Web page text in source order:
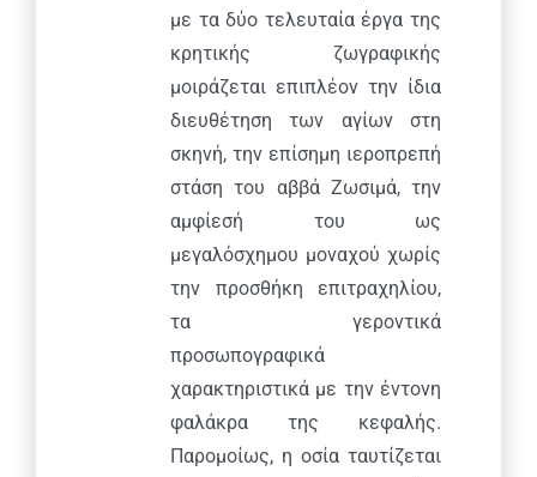
με τα δύο τελευταία έργα της
κρητικής ζωγραφικής
μοιράζεται επιπλέον την ίδια
διευθέτηση των αγίων στη
σκηνή, την επίσημη ιεροπρεπή
στάση του αββά Ζωσιμά, την
αμφίεσή του ως
μεγαλόσχημου μοναχού χωρίς
την προσθήκη επιτραχηλίου,
τα γεροντικά
προσωπογραφικά
χαρακτηριστικά με την έντονη
φαλάκρα της κεφαλής.
Παρομοίως, η οσία ταυτίζεται